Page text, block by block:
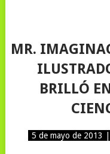
MR.
BRILLÓ
5 de mayo de 2013